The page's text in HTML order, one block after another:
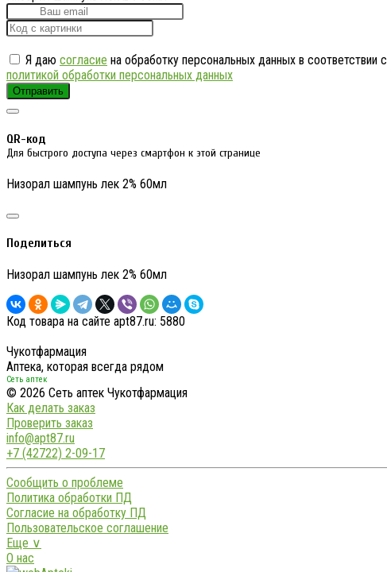
Я даю согласие на обработку персональных данных в соответствии с
политикой обработки персональных данных
Отправить
QR-код
Для быстрого доступа через смартфон к этой странице
Низорал шампунь лек 2% 60мл
Поделиться
Низорал шампунь лек 2% 60мл
Код товара на сайте apt87.ru: 5880
Чукотфармация
Аптека, которая всегда рядом
Сеть аптек
© 2026 Сеть аптек Чукотфармация
Как делать заказ
Проверить заказ
info@apt87.ru
+7 (42722) 2-09-17
Сообщить о проблеме
Политика обработки ПД
Согласие на обработку ПД
Пользовательское соглашение
Еще ∨
О нас